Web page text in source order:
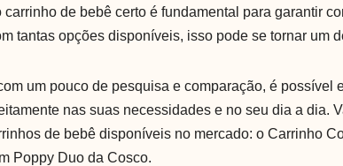
carrinho de bebê certo é fundamental para garantir
tantas opções disponíveis, isso pode se tornar um
um pouco de pesquisa e comparação, é possível
nas suas necessidades e no seu dia a dia.
de bebê disponíveis no mercado: o Carrinho
Poppy Duo da Cosco.